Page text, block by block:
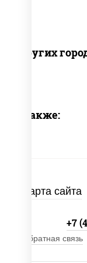
в других
также:
Карта сайта
+7
Обратная связь